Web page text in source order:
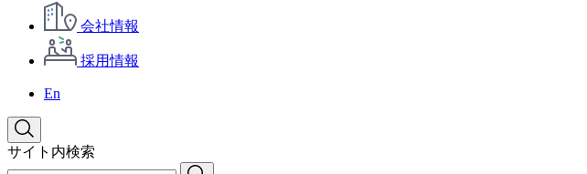
会社情報
採用情報
En
サイト内検索